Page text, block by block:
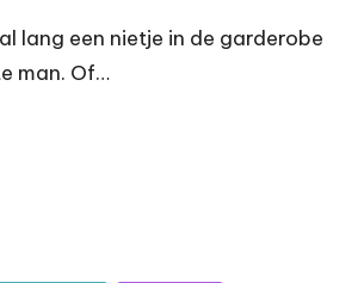
lang een nietje in de garderobe
man. Of…